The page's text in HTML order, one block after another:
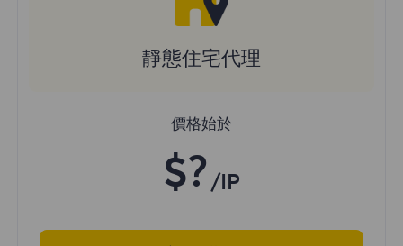
靜態住宅代理
價格始於
$? /IP